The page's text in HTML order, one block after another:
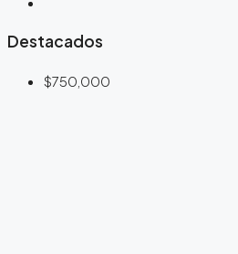
Destacados
$750,000